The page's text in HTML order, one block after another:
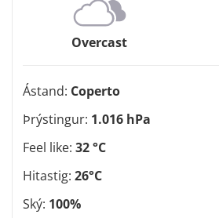
Overcast
Ástand: Coperto
Þrýstingur: 1.016 hPa
Feel like: 32 °C
Hitastig: 26°C
Ský: 100%